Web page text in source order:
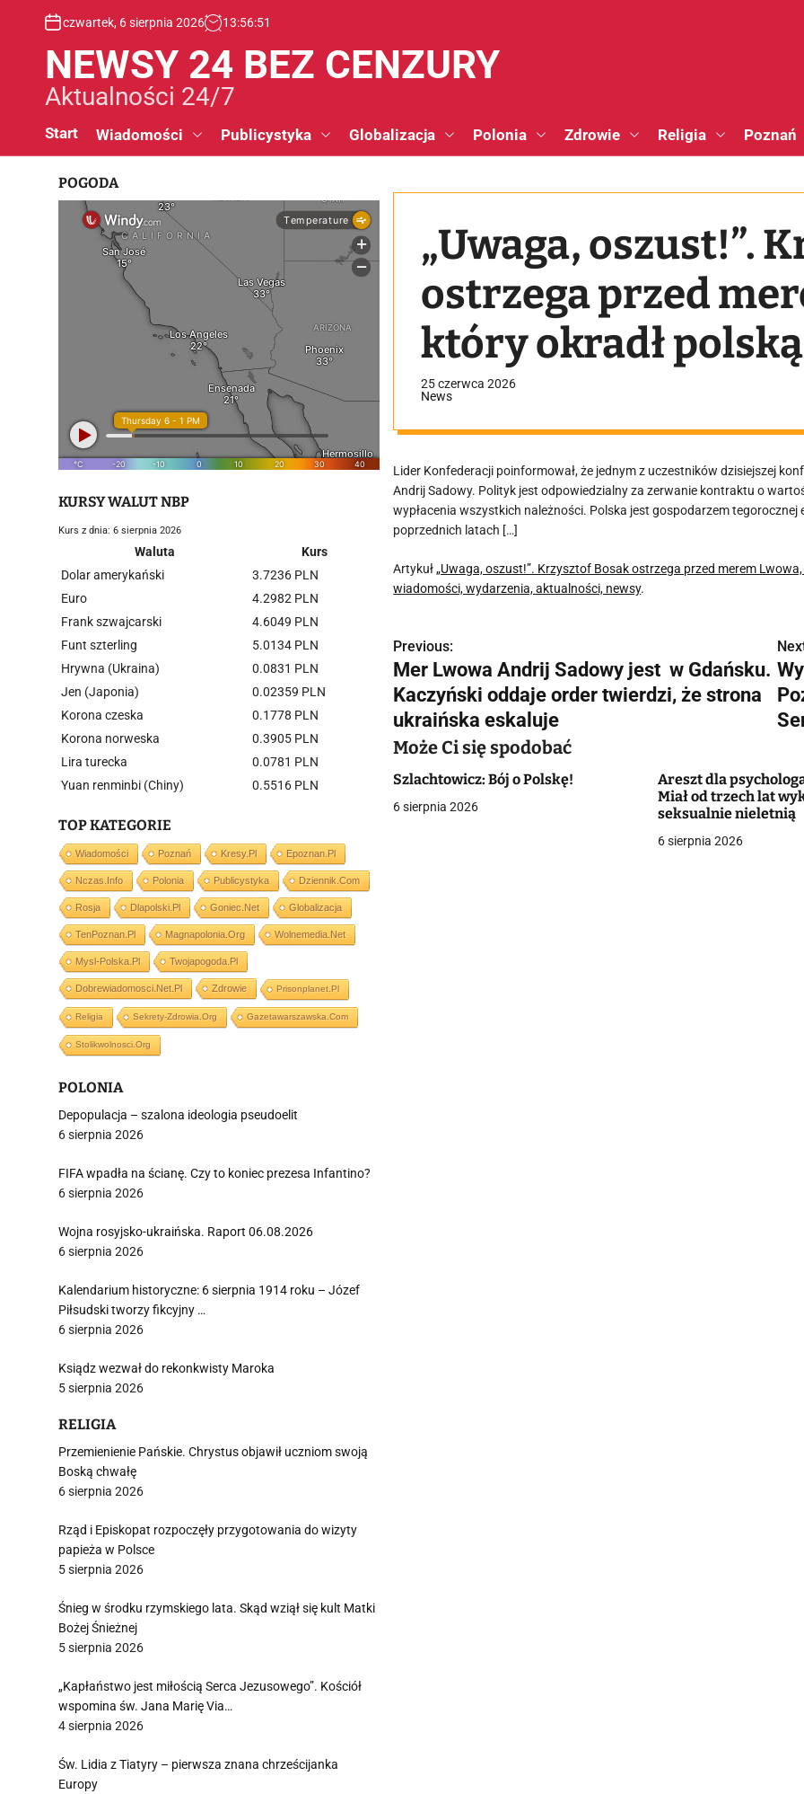
czwartek, 6 sierpnia 2026 13:56:52
NEWSY 24 BEZ CENZURY
Aktualności 24/7
Start Wiadomości Publicystyka Globalizacja Polonia Zdrowie Religia Poznań
„Uwaga, oszust!”.
ostrzega przed
który okradł
25 czerwca 2026
News
Lider Konfederacji poinformował, że jednym z uczestników dzisiejszej
Andrij Sadowy. Polityk jest odpowiedzialny za zerwanie kontraktu o
wypłacenia wszystkich należności. Polska jest gospodarzem
poprzednich latach […]
Artykuł„Uwaga, oszust!”. Krzysztof Bosak ostrzega przed merem
wiadomości, wydarzenia, aktualności, newsy.
N
a
w
i
g
Previous:
Mer Lwowa Andrij Sadowy jest w Gdańsku.
Kaczyński oddaje order twierdzi, że strona
ukraińska eskaluje
Może Ci się spodobać
Szlachtowicz: Bój o Polskę!
6 sierpnia 2026
Areszt dla
Miał od trzech lat
seksualnie nieletnią
6 sierpnia 2026
POGODA
KURSY WALUT NBP
Kurs z dnia: 6 sierpnia 2026
Waluta
Kurs
Dolar amerykański
3.7236 PLN
Euro
4.2982 PLN
Frank szwajcarski
4.6049 PLN
Funt szterling
5.0134 PLN
Hrywna (Ukraina)
0.0831 PLN
Jen (Japonia)
0.02359 PLN
Korona czeska
0.1778 PLN
Korona norweska
0.3905 PLN
Lira turecka
0.0781 PLN
Yuan renminbi (Chiny)
0.5516 PLN
TOP KATEGORIE
Wiadomości Poznań Kresy.pl Epoznan.pl
Nczas.info Polonia Publicystyka Dziennik.com
Rosja Dlapolski.pl Goniec.net Globalizacja
TenPoznan.pl Magnapolonia.org Wolnemedia.net
Mysl-Polska.pl Twojapogoda.pl
Dobrewiadomosci.net.pl Zdrowie Prisonplanet.pl
Religia Sekrety-Zdrowia.org Gazetawarszawska.com
Stolikwolnosci.org
POLONIA
Depopulacja – szalona ideologia pseudoelit
6 sierpnia 2026
FIFA wpadła na ścianę. Czy to koniec prezesa Infantino?
6 sierpnia 2026
Wojna rosyjsko-ukraińska. Raport 06.08.2026
6 sierpnia 2026
Kalendarium historyczne: 6 sierpnia 1914 roku – Józef
Piłsudski tworzy fikcyjny …
6 sierpnia 2026
Ksiądz wezwał do rekonkwisty Maroka
5 sierpnia 2026
RELIGIA
Przemienienie Pańskie. Chrystus objawił uczniom swoją
Boską chwałę
6 sierpnia 2026
Rząd i Episkopat rozpoczęły przygotowania do wizyty
papieża w Polsce
5 sierpnia 2026
Śnieg w środku rzymskiego lata. Skąd wziął się kult Matki
Bożej Śnieżnej
5 sierpnia 2026
„Kapłaństwo jest miłością Serca Jezusowego”. Kościół
wspomina św. Jana Marię Via…
4 sierpnia 2026
Św. Lidia z Tiatyry – pierwsza znana chrześcijanka
Europy